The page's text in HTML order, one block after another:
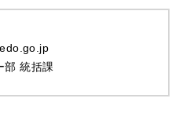
部 統括課